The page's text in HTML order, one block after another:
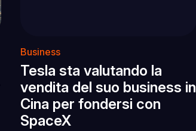
Business
Tesla sta valutando la
vendita del suo business in
Cina per fondersi con
SpaceX